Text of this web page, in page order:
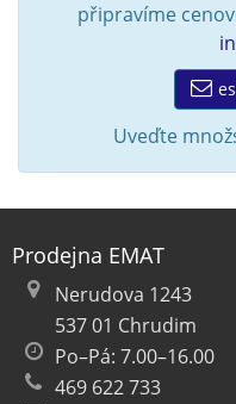
připravíme
Uveďte
Prodejna EMAT
Nerudova 1243
537 01 Chrudim
Po–Pá: 7.00–16.00
469 622 733